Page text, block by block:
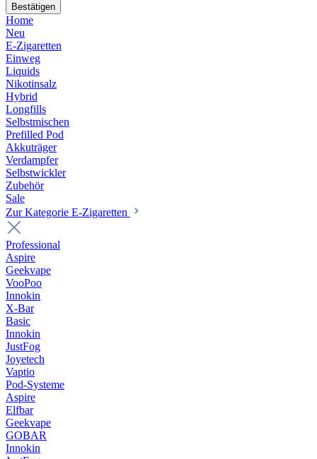
Bestätigen
Home
Neu
E-Zigaretten
Einweg
Liquids
Nikotinsalz
Hybrid
Longfills
Selbstmischen
Prefilled Pod
Akkuträger
Verdampfer
Selbstwickler
Zubehör
Sale
Zur Kategorie E-Zigaretten
Professional
Aspire
Geekvape
VooPoo
Innokin
X-Bar
Basic
Innokin
JustFog
Joyetech
Vaptio
Pod-Systeme
Aspire
Elfbar
Geekvape
GOBAR
Innokin